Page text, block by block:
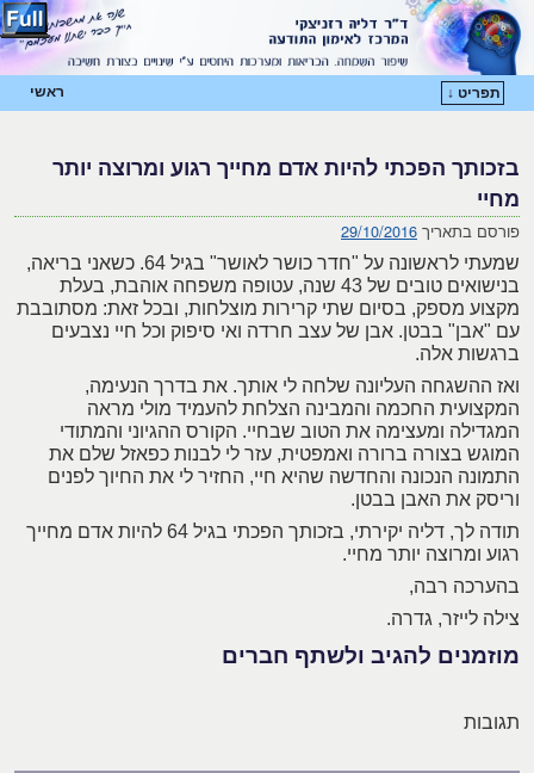
ראשי
תפריט ↓
בזכותך הפכתי להיות אדם מחייך רגוע ומרוצה יותר
מחיי
פורסם בתאריך 29/10/2016
שמעתי לראשונה על "חדר כושר לאושר" בגיל 64. כשאני בריאה,
בנישואים טובים של 43 שנה, עטופה משפחה אוהבת, בעלת
מקצוע מספק, בסיום שתי קרירות מוצלחות, ובכל זאת: מסתובבת
עם "אבן" בבטן. אבן של עצב חרדה ואי סיפוק וכל חיי נצבעים
ברגשות אלה.
ואז ההשגחה העליונה שלחה לי אותך. את בדרך הנעימה,
המקצועית החכמה והמבינה הצלחת להעמיד מולי מראה
המגדילה ומעצימה את הטוב שבחיי. הקורס ההגיוני והמתודי
המוגש בצורה ברורה ואמפטית, עזר לי לבנות כפאזל שלם את
התמונה הנכונה והחדשה שהיא חיי, החזיר לי את החיוך לפנים
וריסק את האבן בבטן.
תודה לך, דליה יקירתי, בזכותך הפכתי בגיל 64 להיות אדם מחייך
רגוע ומרוצה יותר מחיי.
בהערכה רבה,
צילה לייזר, גדרה.
מוזמנים להגיב ולשתף חברים
תגובות